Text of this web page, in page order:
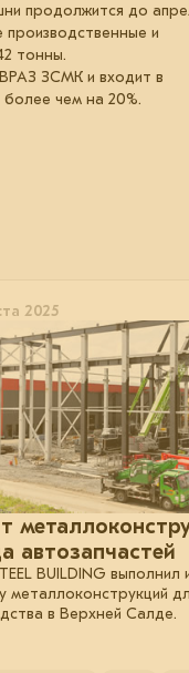
продолжится до
и
тонны.
ЗСМК и входит в
чем на 20%.
2025
автозапчастей
BUILDING выполнил
металлоконструкций
в Верхней Салде.